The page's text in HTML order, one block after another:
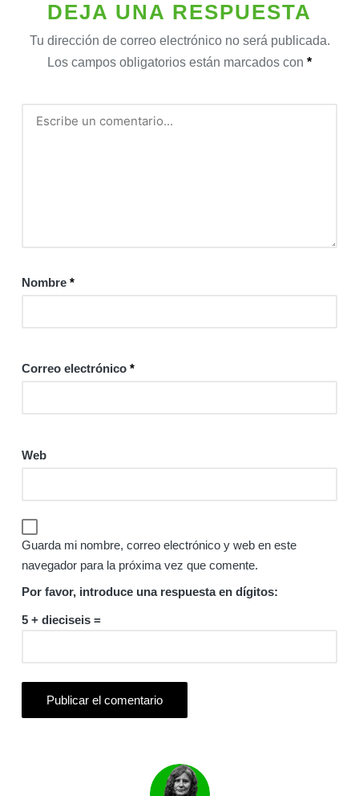
DEJA UNA RESPUESTA
Tu dirección de correo electrónico no será publicada.
Los campos obligatorios están marcados con *
Nombre *
Correo electrónico *
Web
Guarda mi nombre, correo electrónico y web en este
navegador para la próxima vez que comente.
Por favor, introduce una respuesta en dígitos:
5 + dieciseis =